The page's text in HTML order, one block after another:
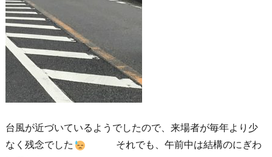
台風が近づいているようでしたので、来場者が毎年より少
なく残念でした
それでも、午前中は結構のにぎわ